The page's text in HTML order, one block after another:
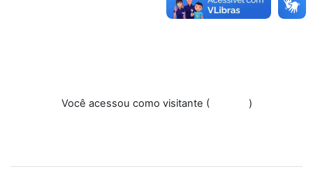
Você acessou como visitante (Acessar )